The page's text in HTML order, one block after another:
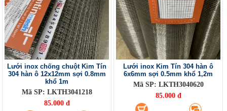
Lưới inox chống chuột Kim Tín
304 hàn ô 12x12mm sợi 0.8mm
khổ 1m
Mã SP: LKTH3041218
85.000 đ
Lưới inox Kim Tín 304 hàn ô
6x6mm sợi 0.5mm khổ 1,2m
Mã SP: LKTH3040620
85.000 đ